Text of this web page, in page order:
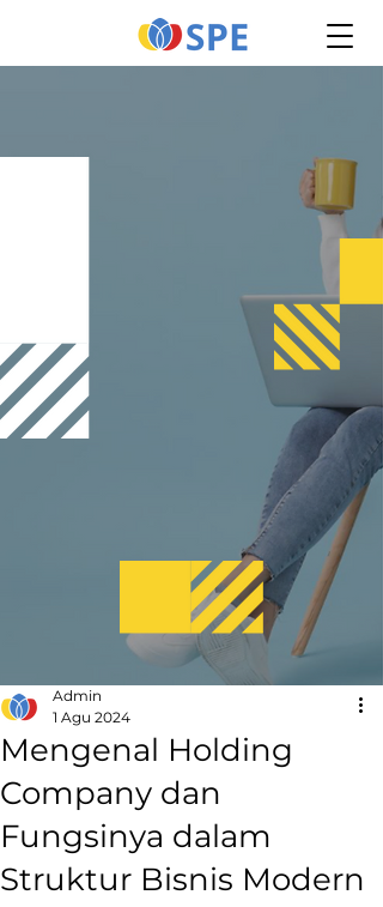
Mengenal Holding
Company dan
Fungsinya dalam
Struktur Bisnis Modern
Admin
1 Agu 2024